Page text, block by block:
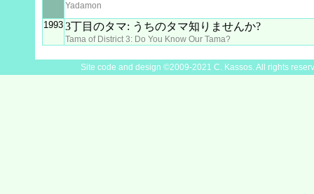
Yadamon
1993 3丁目のタマ: うちのタマ知りませんか?
Tama of District 3: Do You Know Our Tama?
Site code and design ©2009-2021 C. Kassos. All rights